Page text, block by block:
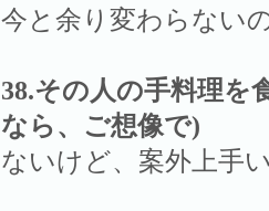
今と余り変わらない
38.その人の手料理を
なら、ご想像で)
ないけど、案外上手